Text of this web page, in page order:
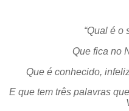
“Qual é o
Que fica no
Que é conhecido,
E que tem três palavras